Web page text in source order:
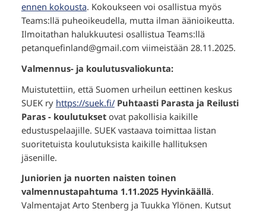
ennen kokousta. Kokoukseen voi osallistua myös
Teams:llä puheoikeudella, mutta ilman äänioikeutta.
Ilmoitathan halukkuutesi osallistua Teams:llä
petanquefinland@gmail.com viimeistään 28.11.2025.
Valmennus- ja koulutusvaliokunta:
Muistutettiin, että Suomen urheilun eettinen keskus
SUEK ry https://suek.fi/ Puhtaasti Parasta ja Reilusti
Paras - koulutuksetovat pakollisia kaikille
edustuspelaajille. SUEK vastaava toimittaa listan
suoritetuista koulutuksista kaikille hallituksen
jäsenille.
Juniorien ja nuorten naisten toinen
valmennustapahtuma 1.11.2025 Hyvinkäällä.
Valmentajat Arto Stenberg ja Tuukka Ylönen. Kutsut